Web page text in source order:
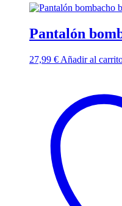
Pantalón
27,99 € Añadir al